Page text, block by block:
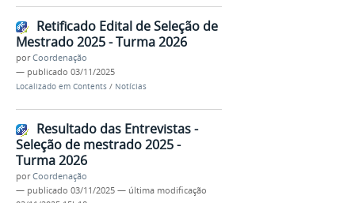
Retificado Edital de Seleção de
Mestrado 2025 - Turma 2026
porCoordenação
— publicado 03/11/2025
Localizado em Contents / Notícias
Resultado das Entrevistas -
Seleção de mestrado 2025 -
Turma 2026
porCoordenação
— publicado 03/11/2025 — última modificação